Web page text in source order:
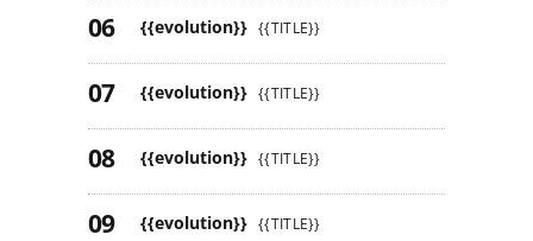
{{evolution}} {{TITLE}}
{{evolution}} {{TITLE}}
{{evolution}} {{TITLE}}
{{evolution}} {{TITLE}}